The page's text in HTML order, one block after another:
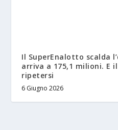
Il SuperEnalotto scalda
arriva a 175,1 milioni. E
ripetersi
6 Giugno 2026